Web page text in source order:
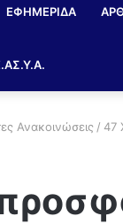
ΕΦΗΜΕΡΙΔΑ
Ανακοινώσεις / 47